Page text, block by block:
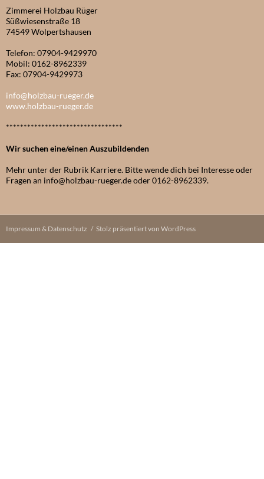
Zimmerei Holzbau Rüger
Süßwiesenstraße 18
74549 Wolpertshausen
Telefon: 07904-9429970
Mobil: 0162-8962339
Fax: 07904-9429973
info@holzbau-rueger.de
www.holzbau-rueger.de
*********************************
Wir suchen eine/einen Auszubildenden
Mehr unter der Rubrik Karriere. Bitte wende dich bei Interesse oder
Fragen an info@holzbau-rueger.de oder 0162-8962339.
Impressum & Datenschutz Stolz präsentiert von WordPress